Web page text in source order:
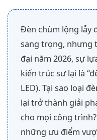
Đèn chùm lộng lẫy
sang trọng, nhưng
đại năm 2026, sự
kiến trúc sư lại là
LED). Tại sao loại
lại trở thành giải
cho mọi công
những ưu điểm